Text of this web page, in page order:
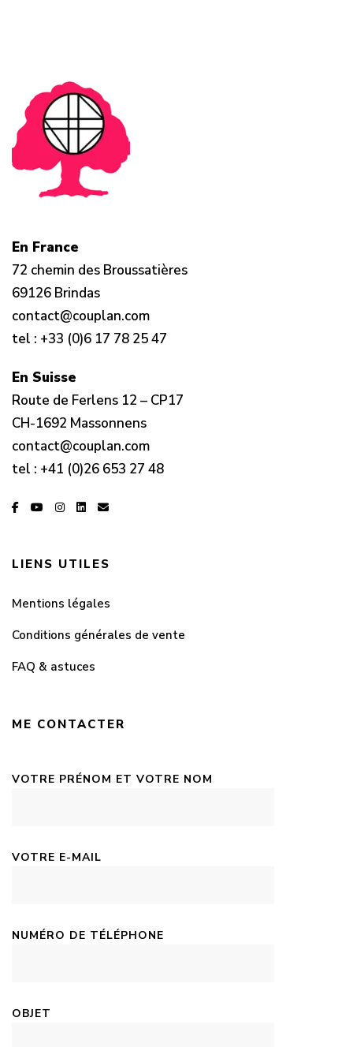
En France
72 chemin des Broussatières
69126 Brindas
contact@couplan.com
tel : +33 (0)6 17 78 25 47
En Suisse
Route de Ferlens 12 – CP17
CH-1692 Massonnens
contact@couplan.com
tel : +41 (0)26 653 27 48
LIENS UTILES
Mentions légales
Conditions générales de vente
FAQ & astuces
ME CONTACTER
VOTRE PRÉNOM ET VOTRE NOM
VOTRE E-MAIL
NUMÉRO DE TÉLÉPHONE
OBJET